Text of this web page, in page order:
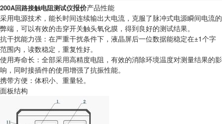
200A回路接触电阻测试仪报价产品性能
采用电源技术，能长时间连续输出大电流，克服了脉冲式电源瞬间电流的
弊端，可以有效的击穿开关触头氧化膜，得到良好的测试结果。
抗干扰能力强：在严重干扰条件下，液晶屏后一位数据能稳定在±1个字
范围内，读数稳定，重复性好。
使用寿命长：全部采用高精度电阻，有效的消除环境温度对测量结果的影
响，同时接插件的使用增强了抗振性能。
携带方便：体积小、重量轻。
面板结构